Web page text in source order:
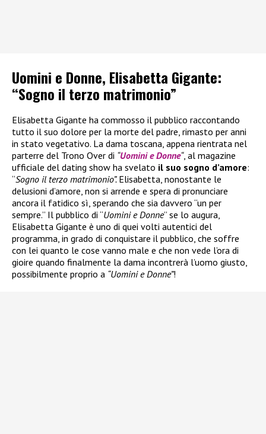
Uomini e Donne, Elisabetta Gigante:
“Sogno il terzo matrimonio”
Elisabetta Gigante ha commosso il pubblico raccontando
tutto il suo dolore per la morte del padre, rimasto per anni
in stato vegetativo. La dama toscana, appena rientrata nel
parterre del Trono Over di “Uomini e Donne“, al magazine
ufficiale del dating show ha svelato il suo sogno d’amore:
“Sogno il terzo matrimonio”. Elisabetta, nonostante le
delusioni d’amore, non si arrende e spera di pronunciare
ancora il fatidico sì, sperando che sia davvero “un per
sempre.” Il pubblico di “Uomini e Donne” se lo augura,
Elisabetta Gigante è uno di quei volti autentici del
programma, in grado di conquistare il pubblico, che soffre
con lei quanto le cose vanno male e che non vede l’ora di
gioire quando finalmente la dama incontrerà l’uomo giusto,
possibilmente proprio a “Uomini e Donne”!